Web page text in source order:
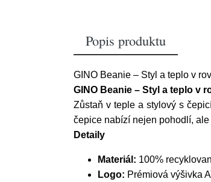
Popis produktu
GINO Beanie – Styl a teplo v
GINO Beanie – Styl a teplo v
Zůstaň v teple a stylový s
čepice nabízí nejen pohodlí,
Detaily
Materiál: 100%
Logo: Prémiová výšivka